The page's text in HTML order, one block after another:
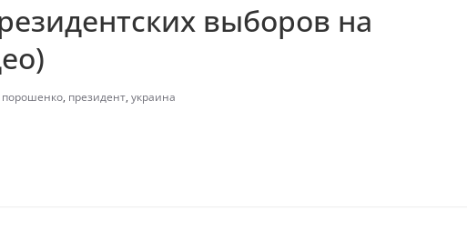
выборов на
порошенко, президент, украина